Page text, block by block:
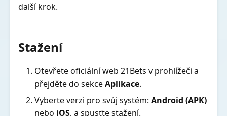
další krok.
Stažení
Otevřete oficiální web 21Bets v prohlížeči a
přejděte do sekceAplikace.
Vyberte verzi pro svůj systém: Android (APK)
nebo iOS, a spusťte stažení.